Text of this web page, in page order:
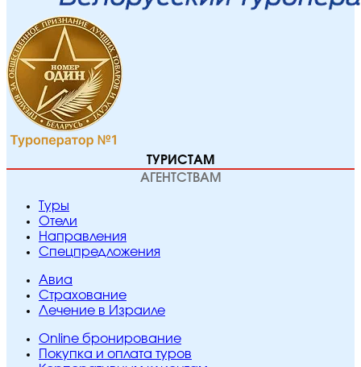
ТУРИСТАМ
АГЕНТСТВАМ
Туры
Отели
Направления
Спецпредложения
Авиа
Страхование
Лечение в Израиле
Online бронирование
Покупка и оплата туров